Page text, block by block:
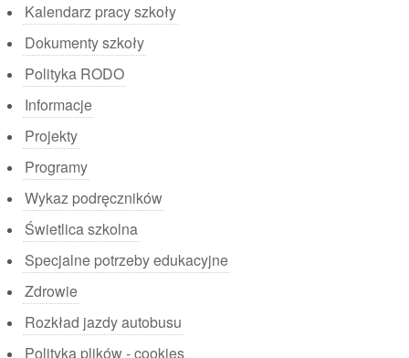
Kalendarz pracy szkoły
Dokumenty szkoły
Polityka RODO
Informacje
Projekty
Programy
Wykaz podręczników
Świetlica szkolna
Specjalne potrzeby edukacyjne
Zdrowie
Rozkład jazdy autobusu
Polityka plików - cookies